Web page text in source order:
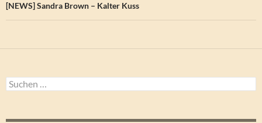
[NEWS] Sandra Brown – Kalter Kuss
Suchen
nach: